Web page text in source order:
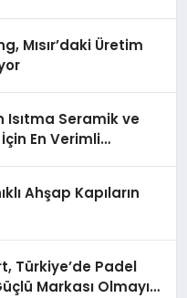
Mısır’daki Üretim
Isıtma Seramik ve
En Verimli
Ahşap Kapıların
Türkiye’de Padel
Markası Olmayı